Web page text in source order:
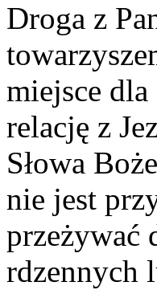
Droga z
miejsce
relację z
Słowa
nie jest
przeżywać
rdzennych